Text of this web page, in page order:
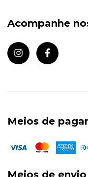
Acompanhe
Meios de
Meios de envio